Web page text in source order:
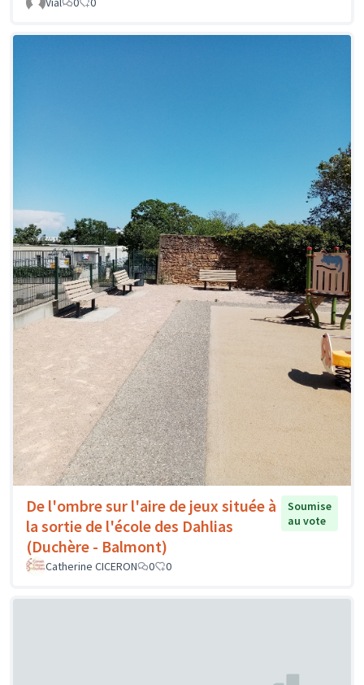
De l'ombre sur l'aire de jeux située à
la sortie de l'école des Dahlias
(Duchère - Balmont)
Soumise
au vote
Catherine CICERON 0 0